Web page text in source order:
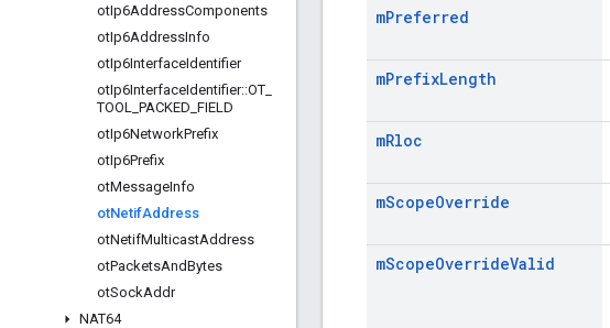
otIp6AddressComponents
otIp6AddressInfo
otIp6InterfaceIdentifier
otIp6InterfaceIdentifier::OT
TOOL PACKED FIELD
otIp6NetworkPrefix
otIp6Prefix
otMessageInfo
otNetifAddress
otNetifMulticastAddress
otPacketsAndBytes
otSockAddr
NAT64
mPreferred
mPrefixLength
mRloc
mScopeOverride
mScopeOverrideValid